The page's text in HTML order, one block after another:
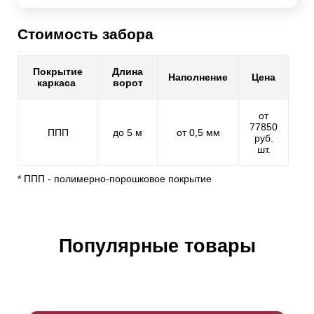
Стоимость забора
Покрытие
каркаса
Длина
ворот
Наполнение Цена
ППП до 5 м от 0,5 мм
от
77850
руб.
шт.
* ППП - полимерно-порошковое покрытие
Популярные товары